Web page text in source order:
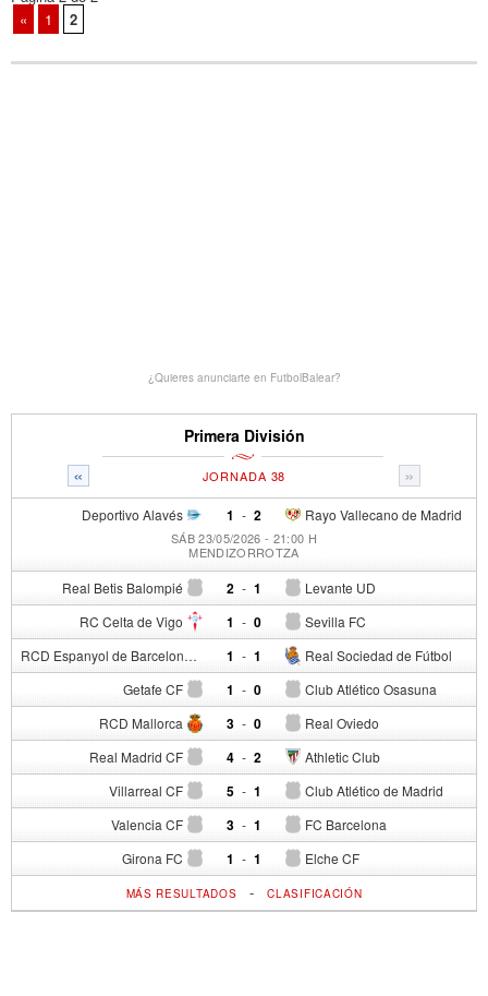
«
1 2
¿Quieres anunciarte en FutbolBalear?
Primera División
« »
JORNADA 38
Deportivo Alavés 1 - Rayo Vallecano de Madrid
2
SÁB 23/05/2026 - 21:00 H
MENDIZORROTZA
Real Betis Balompié 2 - Levante UD
1
RC Celta de Vigo 1 - Sevilla FC
0
RCD Espanyol de Barcelona 1 - Real Sociedad de Fútbol
1
Getafe CF 1 - Club Atlético Osasuna
0
RCD Mallorca 3 - Real Oviedo
0
Real Madrid CF 4 - Athletic Club
2
Villarreal CF 5 - Club Atlético de Madrid
1
Valencia CF 3 - FC Barcelona
1
Girona FC 1 - Elche CF
1
MÁS RESULTADOS -CLASIFICACIÓN